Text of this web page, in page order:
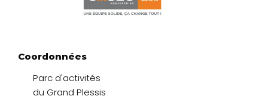
Coordonnées
Parc d'activités
du Grand Plessis